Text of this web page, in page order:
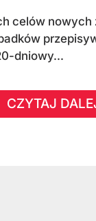
celów nowych
dniowy...
CZYTAJ